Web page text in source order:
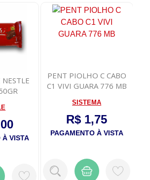
À VISTA
PENT PIOLHO C CABO
C1 VIVI GUARA 776 MB
SISTEMA
R$ 1,75
PAGAMENTO À VISTA